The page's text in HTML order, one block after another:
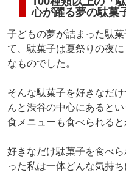
心が躍る夢の駄菓
子どもの夢が詰まった駄
て、駄菓子は夏祭りの夜
なものでした。
そんな駄菓子を好きなだ
んと渋谷の中心にあると
食メニューも食べられると
好きなだけ駄菓子を食べ
った私は一体どんな気持ち